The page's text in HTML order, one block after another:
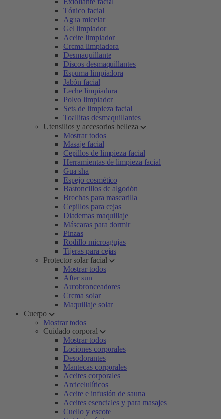
Exfoliante facial
Tónico facial
Agua micelar
Gel limpiador
Aceite limpiador
Crema limpiadora
Desmaquillante
Discos desmaquillantes
Espuma limpiadora
Jabón facial
Leche limpiadora
Polvo limpiador
Sets de limpieza facial
Toallitas desmaquillantes
Utensilios y accesorios belleza
Mostrar todos
Masaje facial
Cepillos de limpieza facial
Herramientas de limpieza facial
Gua sha
Espejo cosmético
Bastoncillos de algodón
Brochas para mascarilla
Cepillos para cejas
Diademas maquillaje
Máscaras para dormir
Pinzas
Rodillo microagujas
Tijeras para cejas
Protector solar facial
Mostrar todos
After sun
Autobronceadores
Crema solar
Maquillaje solar
Cuerpo
Mostrar todos
Cuidado corporal
Mostrar todos
Lociones corporales
Desodorantes
Mantecas corporales
Aceites corporales
Anticelulíticos
Aceite e infusión de sauna
Aceites esenciales y para masajes
Cuello y escote